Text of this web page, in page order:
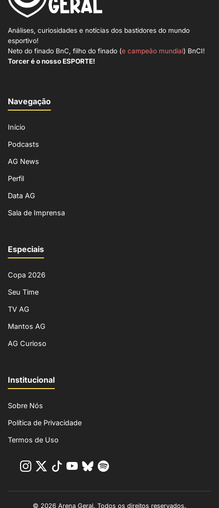
Análises, curiosidades e notícias dos bastidores do mundo
esportivo!
Neto do finado BnC, filho do finado (e campeão mundial) BnCI!
Torcer é o nosso ESPORTE!
Navegação
Início
Podcasts
AG News
Perfil
Data AG
Sala de Imprensa
Especiais
Copa 2026
Seu Time
TV AG
Mantos AG
AG Curioso
Institucional
Sobre Nós
Política de Privacidade
Termos de Uso
© 2026 Arena Geral. Todos os direitos reservados.